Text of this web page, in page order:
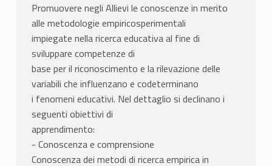
Promuovere negli Allievi le conoscenze in merito
alle metodologie empiricosperimentali
impiegate nella ricerca educativa al fine di
sviluppare competenze di
base per il riconoscimento e la rilevazione delle
variabili che influenzano e codeterminano
i fenomeni educativi. Nel dettaglio si declinano i
seguenti obiettivi di
apprendimento:
- Conoscenza e comprensione
Conoscenza dei metodi di ricerca empirica in